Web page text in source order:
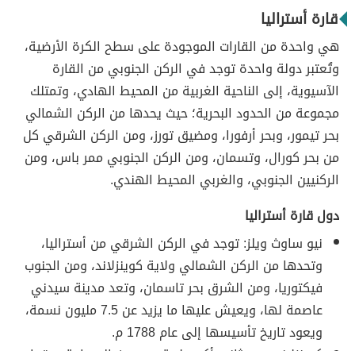
قارة أستراليا
هي واحدة من القارات الموجودة على سطح الكرة الأرضية،
وتُعتبر دولة واحدة توجد في الركن الجنوبي من القارة
الآسيوية، إلى الناحية الغربية من المحيط الهادي، وتمتلك
مجموعة من الحدود البحرية؛ حيث يحدها من الركن الشمالي
بحر تيمور، وبحر أرفورا، ومضيق تورز، ومن الركن الشرقي كل
من بحر كورال، وتسمان، ومن الركن الجنوبي ممر باس، ومن
الركنيين الجنوبي، والغربي المحيط الهندي.
دول قارة أستراليا
نيو ساوث ويلز: توجد في الركن الشرقي من أستراليا،
وتحدها من الركن الشمالي ولاية كوينزلاند، ومن الجنوب
فيكتوريا، ومن الشرق بحر تاسمان، وتعد مدينة سيدني
عاصمة لها، ويعيش عليها ما يزيد عن 7.5 مليون نسمة،
ويعود تاريخ تأسيسها إلى عام 1788 م.